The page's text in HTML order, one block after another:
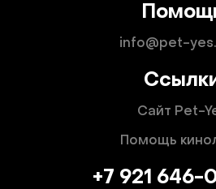
info@pet-
Сайт Pet-
Помощь
+7 921